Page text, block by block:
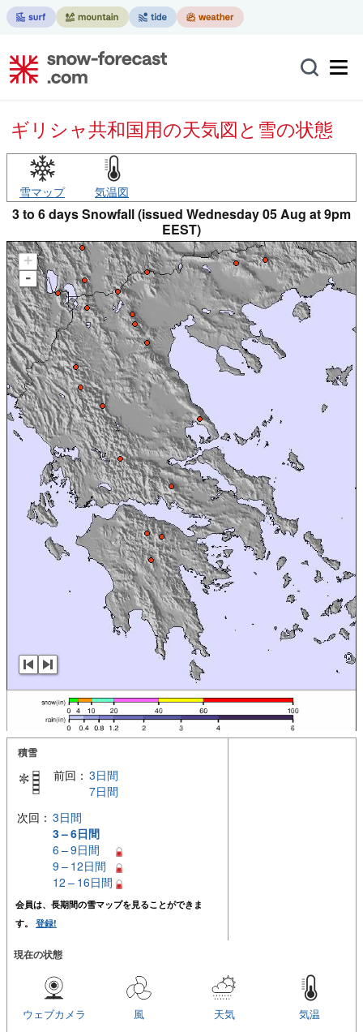
ギリシャ共和国用の天気図と雪の状態
雪マップ 気温図
3 to 6 days Snowfall (issued Wednesday 05 Aug at 9pm
EEST)
+
-
積雪
前回： 3日間
7日間
次回： 3日間
3 – 6日間
6 – 9日間
9 – 12日間
12 – 16日間
会員は、長期間の雪マップを見ることができま
す。 登録!
現在の状態
気温
天気
風
ウェブカメラ